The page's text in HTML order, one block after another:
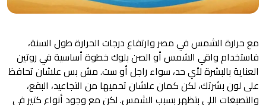
مع حرارة الشمس في مصر وارتفاع درجات الحرارة طول السنة،
فاستخدام واقي الشمس أو الصن بلوك خطوة أساسية في روتين
العناية بالبشرة لأي حد، سواء راجل أو ست. مش بس علشان تحافظ
على لون بشرتك، لكن كمان علشان تحميها من التجاعيد، البقع،
والتصبغات اللي بتظهر بسبب الشمس. لكن مع وجود أنواع كتير في